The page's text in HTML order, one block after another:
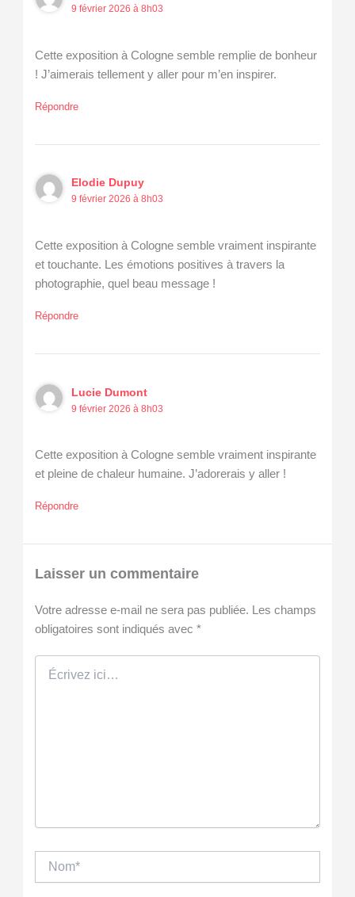
9 février 2026 à 8h03
Cette exposition à Cologne semble remplie de bonheur
! J’aimerais tellement y aller pour m’en inspirer.
Répondre
Elodie Dupuy
9 février 2026 à 8h03
Cette exposition à Cologne semble vraiment inspirante
et touchante. Les émotions positives à travers la
photographie, quel beau message !
Répondre
Lucie Dumont
9 février 2026 à 8h03
Cette exposition à Cologne semble vraiment inspirante
et pleine de chaleur humaine. J’adorerais y aller !
Répondre
Laisser un commentaire
Votre adresse e-mail ne sera pas publiée. Les champs
obligatoires sont indiqués avec *
ici…
Nom*